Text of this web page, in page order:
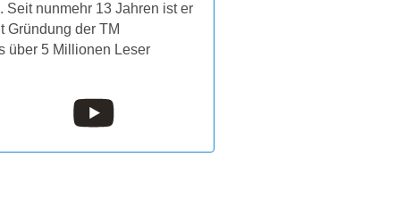
Seit nunmehr 13 Jahren ist er
Gründung der TM
über 5 Millionen Leser